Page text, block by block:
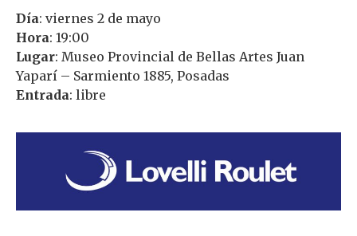
Día: viernes 2 de mayo
Hora: 19:00
Lugar: Museo Provincial de Bellas Artes Juan
Yaparí – Sarmiento 1885, Posadas
Entrada: libre